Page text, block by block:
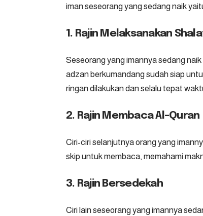
iman seseorang yang sedang naik
1. Rajin Melaksanakan
Seseorang yang imannya sedang
adzan berkumandang sudah siap
ringan dilakukan dan selalu tepat
2. Rajin Membaca Al-Quran
Ciri-ciri selanjutnya orang yang
skip untuk membaca, memahami
3. Rajin Bersedekah
Ciri lain seseorang yang imannya